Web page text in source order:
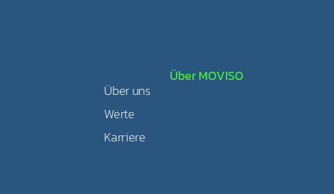
Über MOVISO
Über uns
Werte
Karriere